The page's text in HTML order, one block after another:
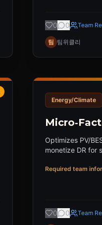
0 0 Team
팀 팀위클리
Energy/Climate
Optimizes PV/
monetize DR for
Required team
0 0 Team